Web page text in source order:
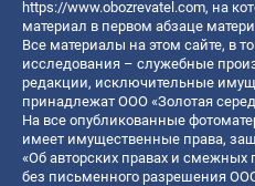
https://www.obozrevatel.com, на
материал в первом абзаце
Все материалы на этом сайте, в
исследования – служебные
редакции, исключительные
принадлежат ООО «Золотая
На все опубликованные
имеет имущественные права,
«Об авторских правах и смежных
без письменного разрешения